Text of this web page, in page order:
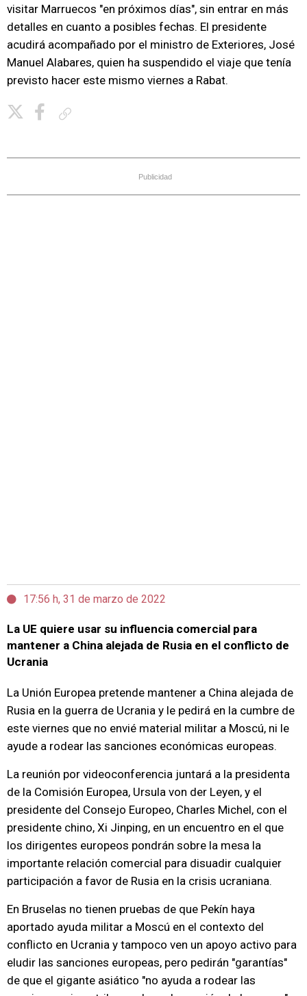
visitar Marruecos "en próximos días", sin entrar en más
detalles en cuanto a posibles fechas. El presidente
acudirá acompañado por el ministro de Exteriores, José
Manuel Alabares, quien ha suspendido el viaje que tenía
previsto hacer este mismo viernes a Rabat.
Publicidad
17:56 h, 31 de marzo de 2022
La UE quiere usar su influencia comercial para
mantener a China alejada de Rusia en el conflicto de
Ucrania
La Unión Europea pretende mantener a China alejada de
Rusia en la guerra de Ucrania y le pedirá en la cumbre de
este viernes que no envié material militar a Moscú, ni le
ayude a rodear las sanciones económicas europeas.
La reunión por videoconferencia juntará a la presidenta
de la Comisión Europea, Ursula von der Leyen, y el
presidente del Consejo Europeo, Charles Michel, con el
presidente chino, Xi Jinping, en un encuentro en el que
los dirigentes europeos pondrán sobre la mesa la
importante relación comercial para disuadir cualquier
participación a favor de Rusia en la crisis ucraniana.
En Bruselas no tienen pruebas de que Pekín haya
aportado ayuda militar a Moscú en el contexto del
conflicto en Ucrania y tampoco ven un apoyo activo para
eludir las sanciones europeas, pero pedirán "garantías"
de que el gigante asiático "no ayuda a rodear las